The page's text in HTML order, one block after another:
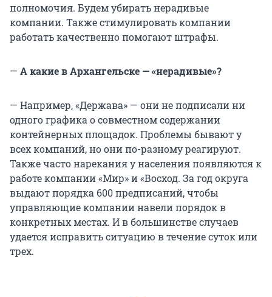
полномочия. Будем убирать нерадивые
компании. Также стимулировать компании
работать качественно помогают штрафы.
— А какие в Архангельске — «нерадивые»?
— Например, «Держава» — они не подписали ни
одного графика о совместном содержании
контейнерных площадок. Проблемы бывают у
всех компаний, но они по-разному реагируют.
Также часто нарекания у населения появляются к
работе компании «Мир» и «Восход. За год округа
выдают порядка 600 предписаний, чтобы
управляющие компании навели порядок в
конкретных местах. И в большинстве случаев
удается исправить ситуацию в течение суток или
трех.